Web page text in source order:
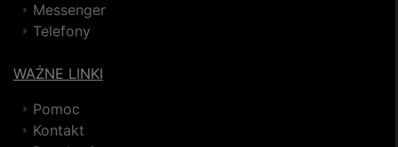
Messenger
Telefony
WAŻNE LINKI
Pomoc
Kontakt